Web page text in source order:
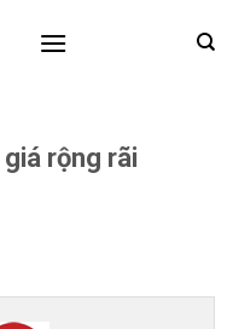
rộng rãi